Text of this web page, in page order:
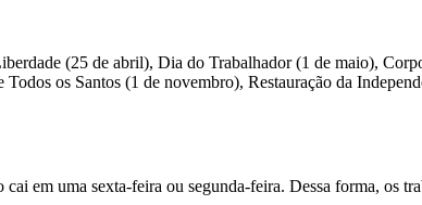
(25 de abril), Dia do Trabalhador (1 de maio),
os Santos (1 de novembro), Restauração da
em uma sexta-feira ou segunda-feira. Dessa forma, os